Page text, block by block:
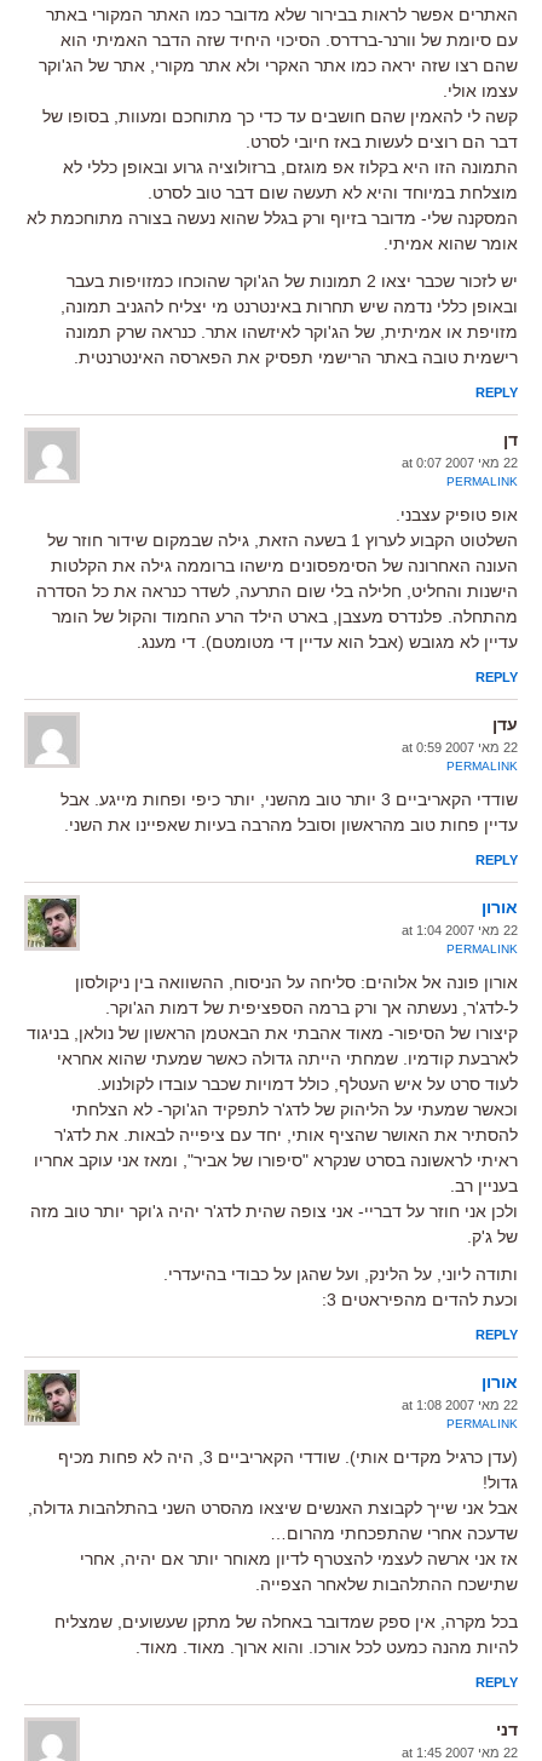
האתרים אפשר לראות בבירור שלא מדובר כמו האתר המקורי באתר
עם סיומת של וורנר-ברדרס. הסיכוי היחיד שזה הדבר האמיתי הוא
שהם רצו שזה יראה כמו אתר האקרי ולא אתר מקורי, אתר של הג'וקר
עצמו אולי.
קשה לי להאמין שהם חושבים עד כדי כך מתוחכם ומעוות, בסופו של
דבר הם רוצים לעשות באז חיובי לסרט.
התמונה הזו היא בקלוז אפ מוגזם, ברזולוציה גרוע ובאופן כללי לא
מוצלחת במיוחד והיא לא תעשה שום דבר טוב לסרט.
המסקנה שלי- מדובר בזיוף ורק בגלל שהוא נעשה בצורה מתוחכמת לא
אומר שהוא אמיתי.
יש לזכור שכבר יצאו 2 תמונות של הג'וקר שהוכחו כמזויפות בעבר
ובאופן כללי נדמה שיש תחרות באינטרנט מי יצליח להגניב תמונה,
מזויפת או אמיתית, של הג'וקר לאיזשהו אתר. כנראה שרק תמונה
רישמית טובה באתר הרישמי תפסיק את הפארסה האינטרנטית.
REPLY
דן
22 מאי 2007 at 0:07
PERMALINK
אופ טופיק עצבני.
השלטוט הקבוע לערוץ 1 בשעה הזאת, גילה שבמקום שידור חוזר של
העונה האחרונה של הסימפסונים מישהו ברוממה גילה את הקלטות
הישנות והחליט, חלילה בלי שום התרעה, לשדר כנראה את כל הסדרה
מהתחלה. פלנדרס מעצבן, בארט הילד הרע החמוד והקול של הומר
עדיין לא מגובש (אבל הוא עדיין די מטומטם). די מענג.
REPLY
עדן
22 מאי 2007 at 0:59
PERMALINK
שודדי הקאריביים 3 יותר טוב מהשני, יותר כיפי ופחות מייגע. אבל
עדיין פחות טוב מהראשון וסובל מהרבה בעיות שאפיינו את השני.
REPLY
אורון
22 מאי 2007 at 1:04
PERMALINK
אורון פונה אל אלוהים: סליחה על הניסוח, ההשוואה בין ניקולסון
ל-לדג'ר, נעשתה אך ורק ברמה הספציפית של דמות הג'וקר.
קיצורו של הסיפור- מאוד אהבתי את הבאטמן הראשון של נולאן, בניגוד
לארבעת קודמיו. שמחתי הייתה גדולה כאשר שמעתי שהוא אחראי
לעוד סרט על איש העטלף, כולל דמויות שכבר עובדו לקולנוע.
וכאשר שמעתי על הליהוק של לדג'ר לתפקיד הג'וקר- לא הצלחתי
להסתיר את האושר שהציף אותי, יחד עם ציפייה לבאות. את לדג'ר
ראיתי לראשונה בסרט שנקרא "סיפורו של אביר", ומאז אני עוקב אחריו
בעניין רב.
ולכן אני חוזר על דבריי- אני צופה שהית לדג'ר יהיה ג'וקר יותר טוב מזה
של ג'ק.
ותודה ליוני, על הלינק, ועל שהגן על כבודי בהיעדרי.
וכעת להדים מהפיראטים 3:
REPLY
אורון
22 מאי 2007 at 1:08
PERMALINK
(עדן כרגיל מקדים אותי). שודדי הקאריביים 3, היה לא פחות מכיף
גדול!
אבל אני שייך לקבוצת האנשים שיצאו מהסרט השני בהתלהבות גדולה,
שדעכה אחרי שהתפכחתי מהרום…
אז אני ארשה לעצמי להצטרף לדיון מאוחר יותר אם יהיה, אחרי
שתישכח ההתלהבות שלאחר הצפייה.
בכל מקרה, אין ספק שמדובר באחלה של מתקן שעשועים, שמצליח
להיות מהנה כמעט לכל אורכו. והוא ארוך. מאוד. מאוד.
REPLY
דני
22 מאי 2007 at 1:45